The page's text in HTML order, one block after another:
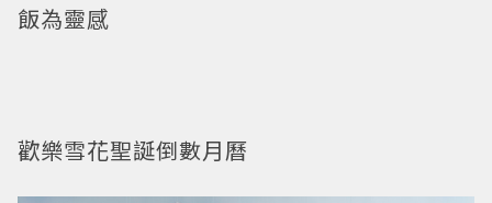
飯為靈感
歡樂雪花聖誕倒數月曆